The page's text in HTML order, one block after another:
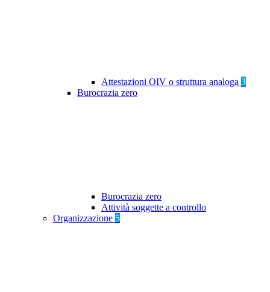
Attestazioni OIV o struttura analoga 3
Burocrazia zero
Burocrazia zero
Attività soggette a controllo
Organizzazione 5